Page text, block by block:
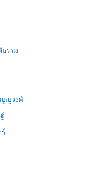
รรม
ญญูวงศ์
ร์